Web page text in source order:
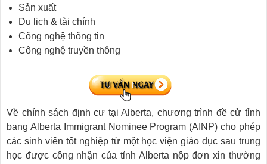
Sản xuất
Du lịch & tài chính
Công nghệ thông tin
Công nghệ truyền thông
Về chính sách định cư tại Alberta, chương trình đề cử tỉnh
bang Alberta Immigrant Nominee Program (AINP) cho phép
các sinh viên tốt nghiệp từ một học viện giáo dục sau trung
học được công nhận của tỉnh Alberta nộp đơn xin thường